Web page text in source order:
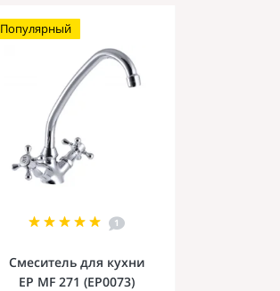
Популярный
1
Смеситель для кухни
EP MF 271 (EP0073)